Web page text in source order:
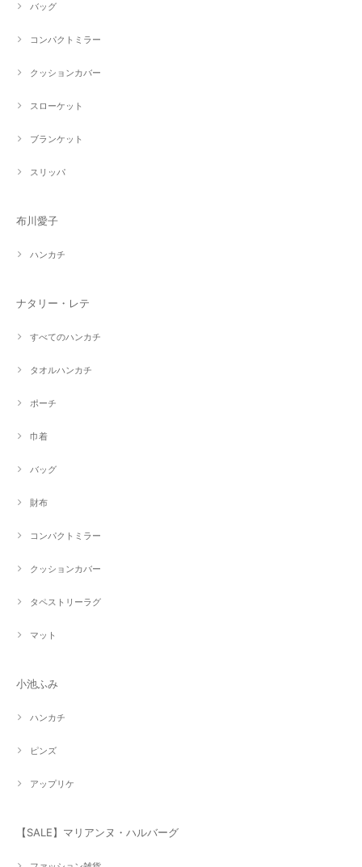
バッグ
コンパクトミラー
クッションカバー
スローケット
ブランケット
スリッパ
布川愛子
ハンカチ
ナタリー・レテ
すべてのハンカチ
タオルハンカチ
ポーチ
巾着
バッグ
財布
コンパクトミラー
クッションカバー
タペストリーラグ
マット
小池ふみ
ハンカチ
ピンズ
アップリケ
【SALE】マリアンヌ・ハルバーグ